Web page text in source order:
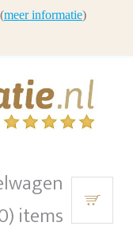
items
meer informatie)